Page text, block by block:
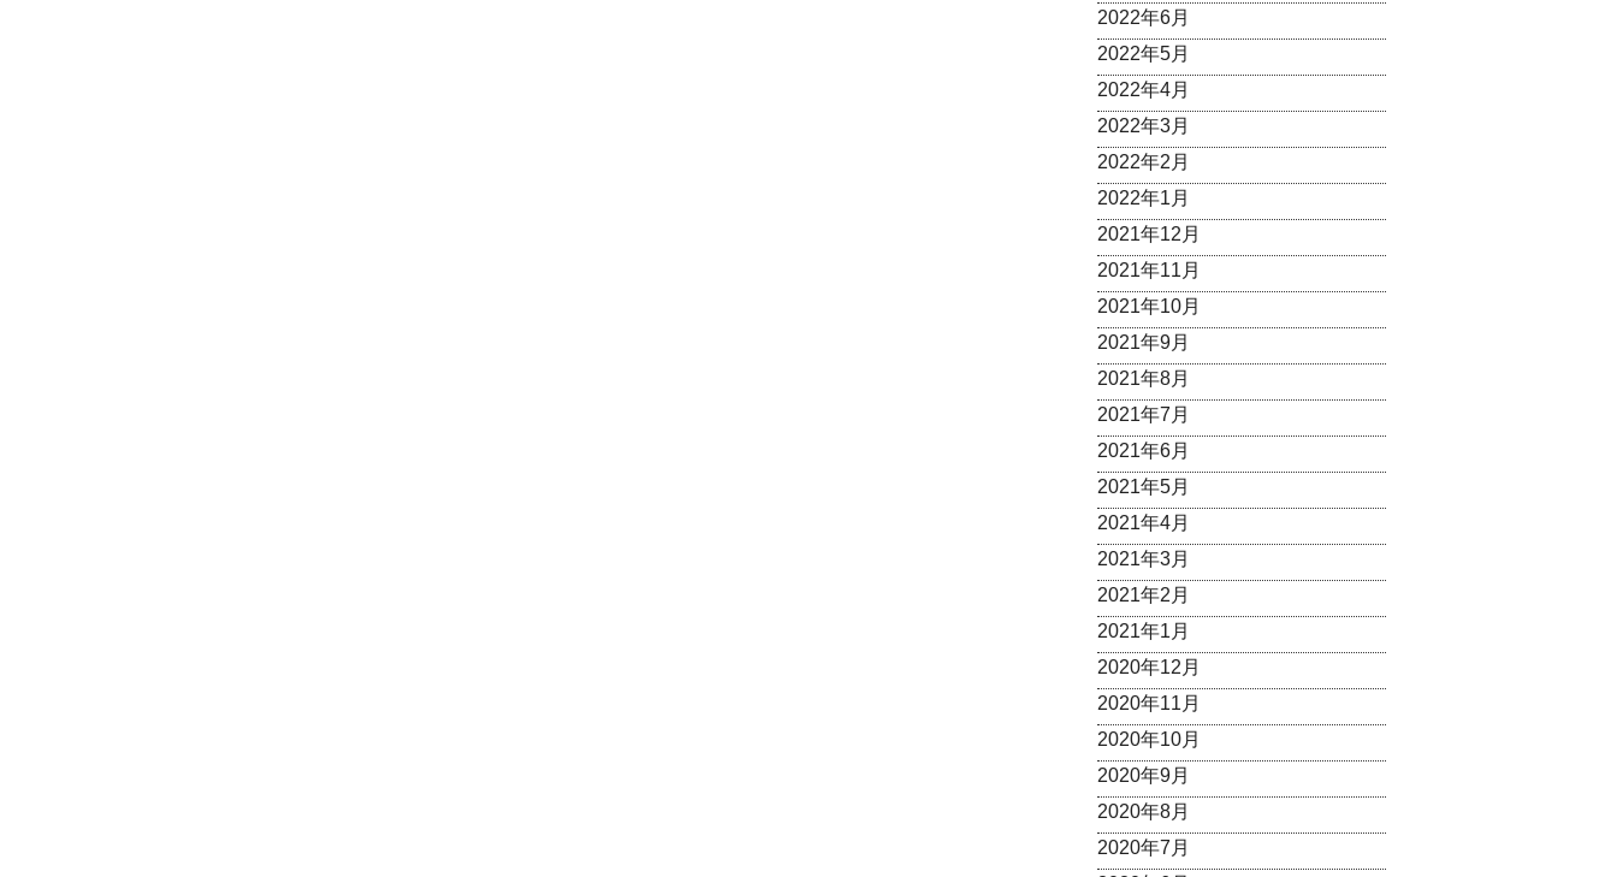
2022年6月
2022年5月
2022年4月
2022年3月
2022年2月
2022年1月
2021年12月
2021年11月
2021年10月
2021年9月
2021年8月
2021年7月
2021年6月
2021年5月
2021年4月
2021年3月
2021年2月
2021年1月
2020年12月
2020年11月
2020年10月
2020年9月
2020年8月
2020年7月